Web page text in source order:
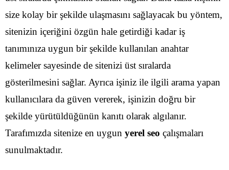
size kolay bir şekilde ulaşmasını sağlayacak bu yöntem,
sitenizin içeriğini özgün hale getirdiği kadar iş
tanımınıza uygun bir şekilde kullanılan anahtar
kelimeler sayesinde de sitenizi üst sıralarda
gösterilmesini sağlar. Ayrıca işiniz ile ilgili arama yapan
kullanıcılara da güven vererek, işinizin doğru bir
şekilde yürütüldüğünün kanıtı olarak algılanır.
Tarafımızda sitenize en uygun yerel seo çalışmaları
sunulmaktadır.